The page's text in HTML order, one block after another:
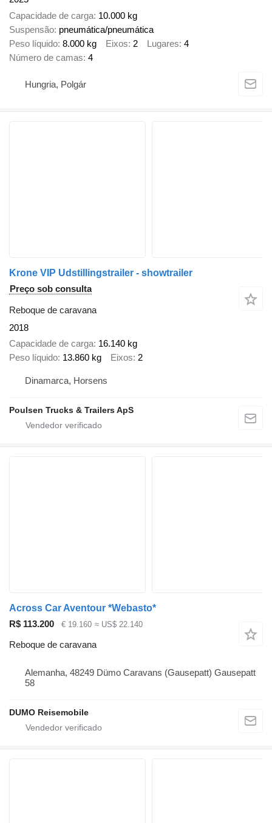
Capacidade de carga 10.000 kg
Suspensão pneumática/pneumática
Peso líquido 8.000 kg Eixos 2 Lugares 4
Número de camas 4
Hungria, Polgár
Krone VIP Udstillingstrailer - showtrailer
Preço sob consulta
Reboque de caravana
2018
Capacidade de carga 16.140 kg
Peso líquido 13.860 kg Eixos 2
Dinamarca, Horsens
Poulsen Trucks & Trailers ApS
Across Car Aventour *Webasto*
R$ 113.200
€ 19.160 ≈ US$ 22.140
Reboque de caravana
Alemanha, 48249 Dümo Caravans (Gausepatt) Gausepatt
58
DUMO Reisemobile